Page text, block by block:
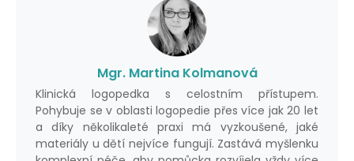
Mgr. Martina Kolmanová
Klinická logopedka s celostním přístupem.
Pohybuje se v oblasti logopedie přes více jak 20 let
a díky několikaleté praxi má vyzkoušené, jaké
materiály u dětí nejvíce fungují. Zastává myšlenku